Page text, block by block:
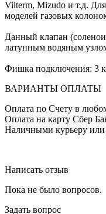
Vilterm, Mizudo и т.д.
моделей газовых
Данный клапан
латунным водяным
Фишка подключения: 3
ВАРИАНТЫ ОПЛАТЫ
Оплата по Счету в
Оплата на карту Сбер
Наличными курьеру
Написать отзыв
Пока не было вопросов.
Задать вопрос